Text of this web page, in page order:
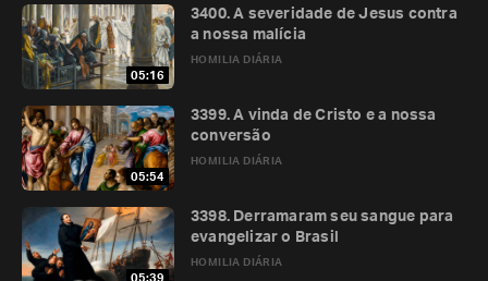
05:16
HOMILIA DIÁRIA
3400. A severidade de Jesus contra
a nossa malícia
05:54
HOMILIA DIÁRIA
3399. A vinda de Cristo e a nossa
conversão
05:39
HOMILIA DIÁRIA
3398. Derramaram seu sangue para
evangelizar o Brasil